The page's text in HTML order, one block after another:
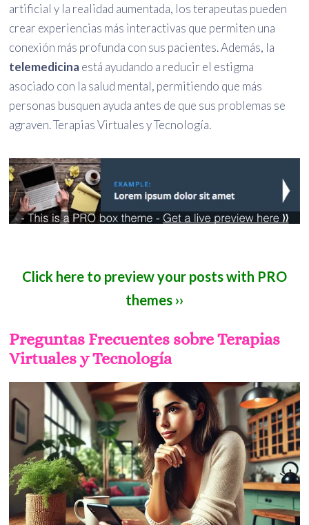
artificial y la realidad aumentada, los terapeutas pueden
crear experiencias más interactivas que permiten una
conexión más profunda con sus pacientes. Además, la
telemedicinaestá ayudando a reducir el estigma
asociado con la salud mental, permitiendo que más
personas busquen ayuda antes de que sus problemas se
agraven. Terapias Virtuales y Tecnología.
Click here to preview your posts with PRO
themes ››
Preguntas Frecuentes sobre Terapias
Virtuales y Tecnología